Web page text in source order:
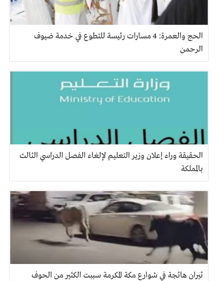
الحج والعمرة: 4 مسارات رئيسة للتطوع في خدمة ضيوف
الرحمن
الحقيقة وراء إعلان وزير التعليم لإلغاء الفصل الدراسي الثالث
بالمملكة
ثيران هائجة في شوارع مكة المكرمة سببت الكثير من الحوف